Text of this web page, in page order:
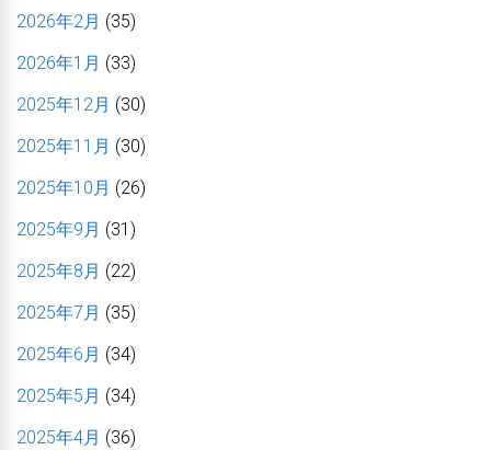
2026年2月 (35)
2026年1月 (33)
2025年12月 (30)
2025年11月 (30)
2025年10月 (26)
2025年9月 (31)
2025年8月 (22)
2025年7月 (35)
2025年6月 (34)
2025年5月 (34)
2025年4月 (36)